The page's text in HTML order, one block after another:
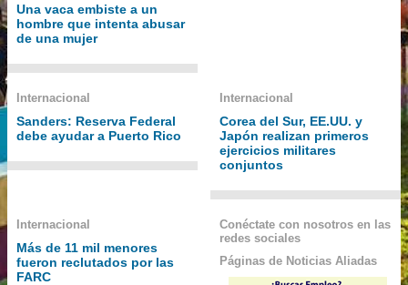
Una vaca embiste a un
hombre que intenta abusar
de una mujer
Internacional
Sanders: Reserva Federal
debe ayudar a Puerto Rico
Internacional
Corea del Sur, EE.UU. y
Japón realizan primeros
ejercicios militares
conjuntos
Internacional
Más de 11 mil menores
fueron reclutados por las
FARC
Conéctate con nosotros en las
redes sociales
Páginas de Noticias Aliadas